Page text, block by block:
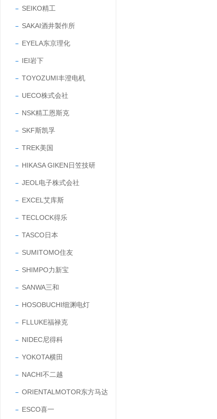
SEIKO精工
SAKAI酒井製作所
EYELA东京理化
IEI岩下
TOYOZUMI丰澄电机
UECO株式会社
NSK精工恩斯克
SKF斯凯孚
TREK美国
HIKASA GIKEN日笠技研
JEOL电子株式会社
EXCEL艾库斯
TECLOCK得乐
TASCO日本
SUMITOMO住友
SHIMPO力新宝
SANWA三和
HOSOBUCHI细渊电灯
FLLUKE福禄克
NIDEC尼得科
YOKOTA横田
NACHI不二越
ORIENTALMOTOR东方马达
ESCO喜一